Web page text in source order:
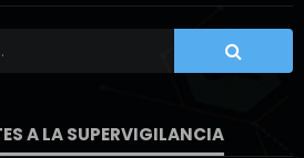
A LA SUPERVIGILANCIA